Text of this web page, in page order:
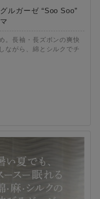
ルガーゼ “Soo Soo”
。長袖・長ズボンの爽快
ながら、綿とシルクでチ